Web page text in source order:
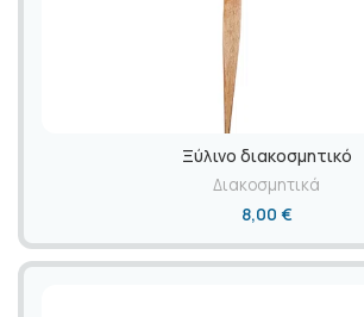
Ξύλινο διακοσμητικό
Διακοσμητικά
8,00 €